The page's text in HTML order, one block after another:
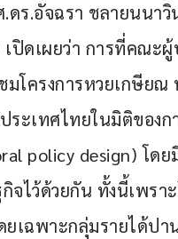
.ดร.อัจฉรา ชลายนน
ปิดเผยว่า การที่คณะ
โครงการหวยเกษีย
ะเทศไทยในมิติของก
policy design) โด
จไว้ด้วยกัน ทั้งนี้เพรา
ยเฉพาะกลุ่มรายได้ป